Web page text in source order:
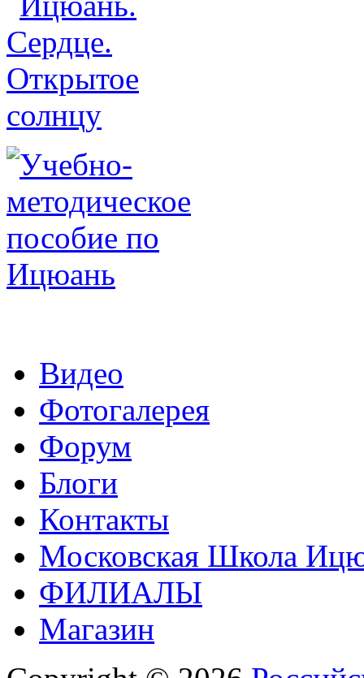
Видео
Фотогалерея
Форум
Блоги
Контакты
Московская Школа
ФИЛИАЛЫ
Магазин